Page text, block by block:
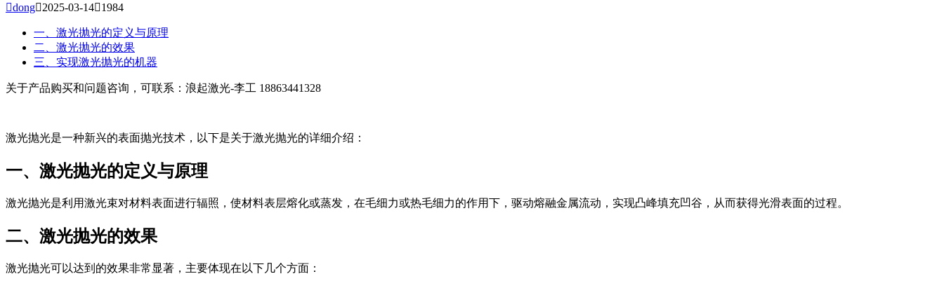
dong2025-03-141984
一、激光抛光的定义与原理
二、激光抛光的效果
三、实现激光抛光的机器
关于产品购买和问题咨询，可联系：浪起激光-李工 18863441328
激光抛光是一种新兴的表面抛光技术，以下是关于激光抛光的详细介绍：
一、激光抛光的定义与原理
激光抛光是利用激光束对材料表面进行辐照，使材料表层熔化或蒸发，在毛细力或热毛细力的作用下，驱动熔融金属流动，实现凸峰填充凹谷，从而获得光滑表面的过程。
二、激光抛光的效果
激光抛光可以达到的效果非常显著，主要体现在以下几个方面：